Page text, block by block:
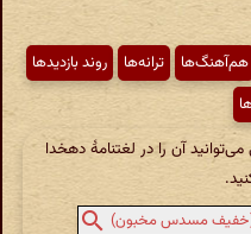
هم‌آهنگ‌ها ترانه‌ها
روند بازدیدها
آن را در لغتنامهٔ دهخدا
(خفیف مسدس مخبون)